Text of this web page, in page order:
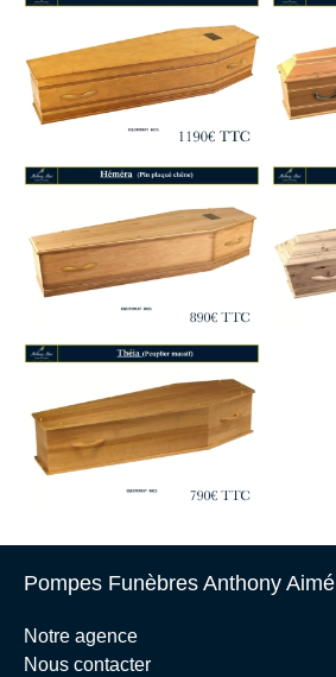
Pompes Funèbres Anthony Aimé
Notre agence
Nous contacter